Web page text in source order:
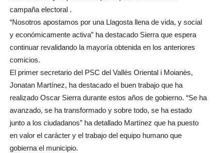
campaña electoral .
“Nosotros apostamos por una Llagosta llena de vida, y social
y económicamente activa” ha destacado Sierra que espera
continuar revalidando la mayoría obtenida en los anteriores
comicios.
El primer secretario del PSC del Vallès Oriental i Moianès,
Jonatan Martínez, ha destacado el buen trabajo que ha
realizado Oscar Sierra durante estos años de gobierno. “Se ha
avanzado, se ha transformado y sobre todo, se ha estado
junto a los ciudadanos” ha detallado Martínez que ha puesto
en valor el carácter y el trabajo del equipo humano que
gobierna el municipio.